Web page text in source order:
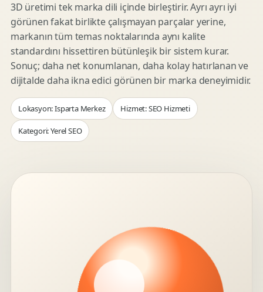
3D üretimi tek marka dili içinde birleştirir. Ayrı ayrı iyi
görünen fakat birlikte çalışmayan parçalar yerine,
markanın tüm temas noktalarında aynı kalite
standardını hissettiren bütünleşik bir sistem kurar.
Sonuç; daha net konumlanan, daha kolay hatırlanan ve
dijitalde daha ikna edici görünen bir marka deneyimidir.
Lokasyon: Isparta Merkez Hizmet: SEO Hizmeti
Kategori: Yerel SEO